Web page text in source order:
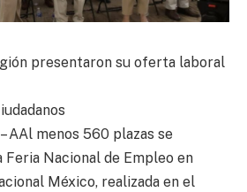
presentaron su oferta laboral
AAl menos 560 plazas se
Nacional de Empleo en
México, realizada en el